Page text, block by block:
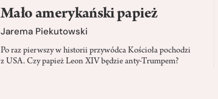
Mało amerykański papież
Jarema Piekutowski
Po raz pierwszy w historii przywódca Kościoła pochodzi
z USA. Czy papież Leon XIV będzie anty-Trumpem?